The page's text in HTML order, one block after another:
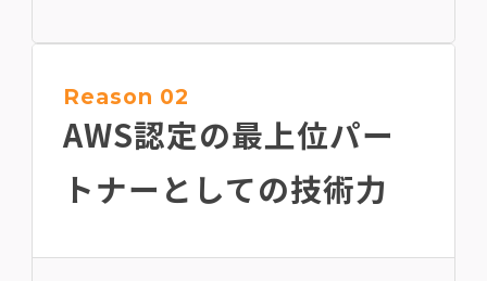
Reason 02
AWS認定の最上位パー
トナーとしての技術力